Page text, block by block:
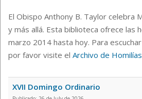
El Obispo Anthony B. Taylor celebra
y más allá. Esta biblioteca ofrece las
marzo 2014 hasta hoy. Para
por favor visite el Archivo de
XVII Domingo Ordinario